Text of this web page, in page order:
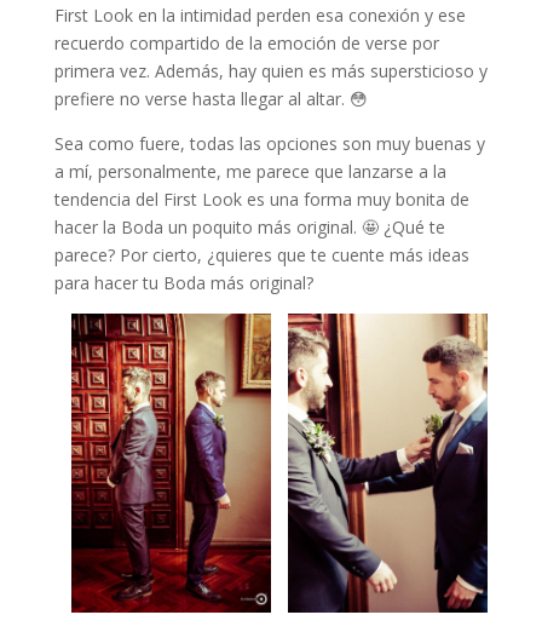
First Look en la intimidad perden esa conexión y ese
recuerdo compartido de la emoción de verse por
primera vez. Además, hay quien es más supersticioso y
prefiere no verse hasta llegar al altar. 😳
Sea como fuere, todas las opciones son muy buenas y
a mí, personalmente, me parece que lanzarse a la
tendencia del First Look es una forma muy bonita de
hacer la Boda un poquito más original. 🤩 ¿Qué te
parece? Por cierto, ¿quieres que te cuente más ideas
para hacer tu Boda más original?